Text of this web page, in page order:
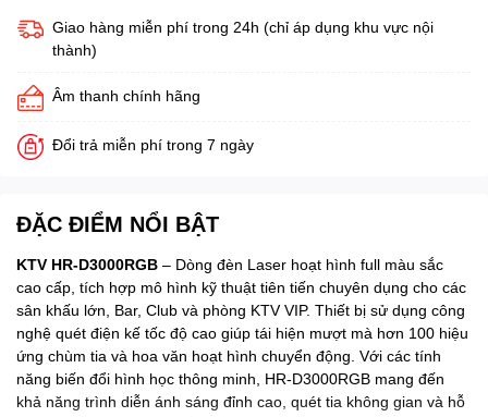
Giao hàng miễn phí trong 24h (chỉ áp dụng khu vực nội
thành)
Âm thanh chính hãng
Đổi trả miễn phí trong 7 ngày
ĐẶC ĐIỂM NỔI BẬT
KTV HR-D3000RGB – Dòng đèn Laser hoạt hình full màu sắc
cao cấp, tích hợp mô hình kỹ thuật tiên tiến chuyên dụng cho các
sân khấu lớn, Bar, Club và phòng KTV VIP. Thiết bị sử dụng công
nghệ quét điện kế tốc độ cao giúp tái hiện mượt mà hơn 100 hiệu
ứng chùm tia và hoa văn hoạt hình chuyển động. Với các tính
năng biến đổi hình học thông minh, HR-D3000RGB mang đến
khả năng trình diễn ánh sáng đỉnh cao, quét tia không gian và hỗ